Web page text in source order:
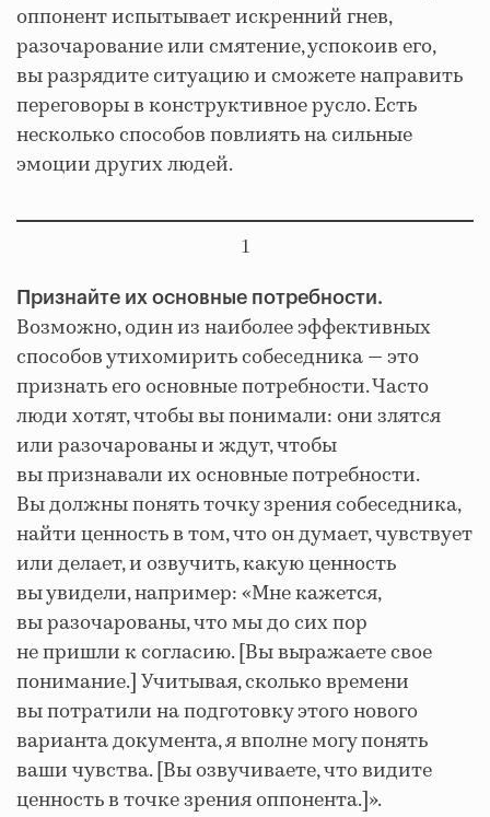
оппонент испытывает искренний гнев,
разочарование или смятение, успокоив его,
вы разрядите ситуацию и сможете направить
переговоры в конструктивное русло. Есть
несколько способов повлиять на сильные
эмоции других людей.
1
Признайте их основные потребности.
Возможно, один из наиболее эффективных
способов утихомирить собеседника — это
признать его основные потребности. Часто
люди хотят, чтобы вы понимали: они злятся
или разочарованы и ждут, чтобы
вы признавали их основные потребности.
Вы должны понять точку зрения собеседника,
найти ценность в том, что он думает, чувствует
или делает, и озвучить, какую ценность
вы увидели, например: «Мне кажется,
вы разочарованы, что мы до сих пор
не пришли к согласию. [Вы выражаете свое
понимание.] Учитывая, сколько времени
вы потратили на подготовку этого нового
варианта документа, я вполне могу понять
ваши чувства. [Вы озвучиваете, что видите
ценность в точке зрения оппонента.]».